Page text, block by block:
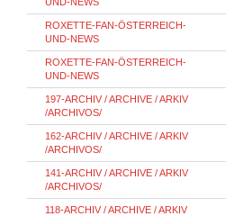
ROXETTE-FAN-ÖSTERREICH-
UND-NEWS
ROXETTE-FAN-ÖSTERREICH-
UND-NEWS
197-ARCHIV / ARCHIVE / ARKIV
/ARCHIVOS/
162-ARCHIV / ARCHIVE / ARKIV
/ARCHIVOS/
141-ARCHIV / ARCHIVE / ARKIV
/ARCHIVOS/
118-ARCHIV / ARCHIVE / ARKIV